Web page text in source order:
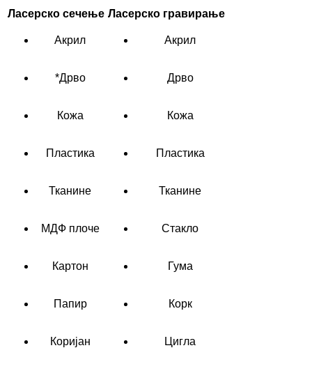
Ласерско сечење Ласерско гравирање
Акрил Акрил
*Дрво Дрво
Кожа Кожа
Пластика Пластика
Тканине Тканине
МДФ плоче Стакло
Картон Гума
Папир Корк
Коријан Цигла